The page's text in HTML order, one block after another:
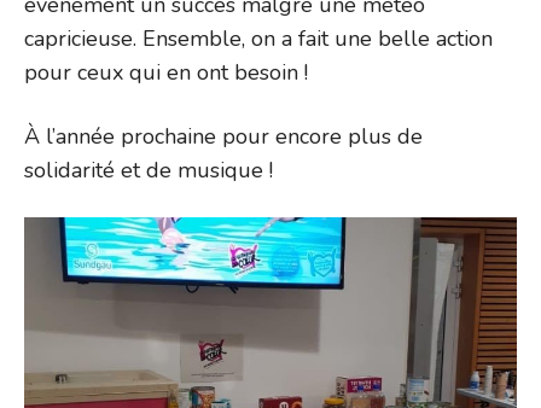
capricieuse. Ensemble, on a fait une belle action
pour ceux qui en ont besoin !
À l’année prochaine pour encore plus de
solidarité et de musique !